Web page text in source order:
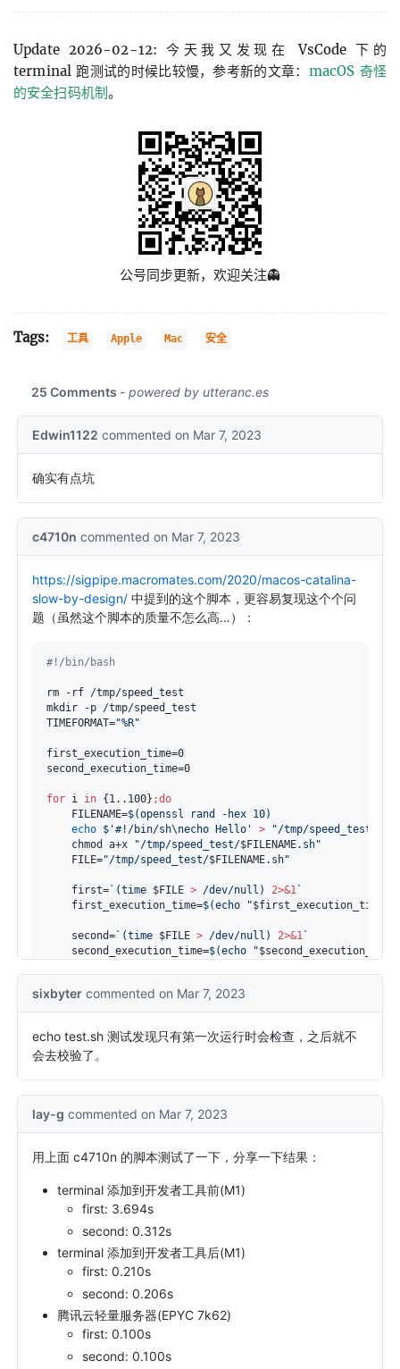
Update 2026-02-12: 今天我又发现在 VsCode 下的
terminal 跑测试的时候比较慢，参考新的文章： macOS 奇怪
的安全扫码机制。
公号同步更新，欢迎关注👻
Tags: 工具 Apple Mac 安全